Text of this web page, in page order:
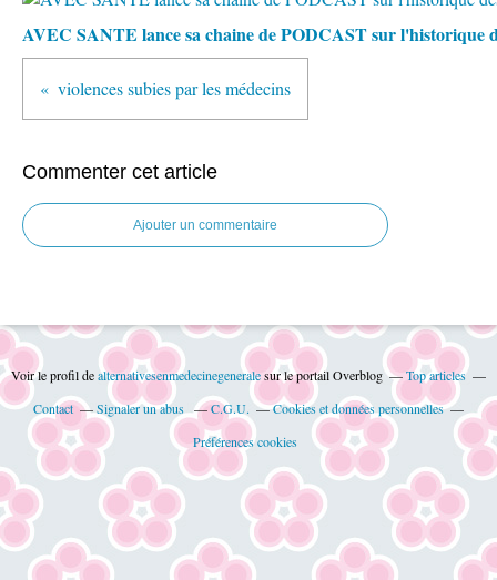
AVEC SANTE lance sa chaine de PODCAST sur l'historique
violences subies par les médecins
Commenter cet article
Ajouter un commentaire
Voir le profil dealternativesenmedecinegeneralesur le portail Overblog
Top articles
Contact
Signaler un abus C.G.U.
Cookies et données personnelles
Préférences cookies